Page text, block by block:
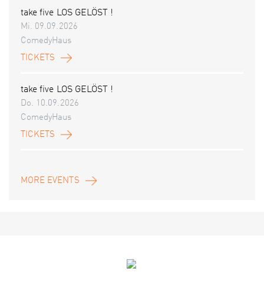
take five LOS GELÖST !
Mi. 09.09.2026
ComedyHaus
TICKETS
take five LOS GELÖST !
Do. 10.09.2026
ComedyHaus
TICKETS
MORE EVENTS